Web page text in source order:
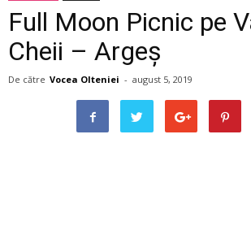
Full Moon Picnic pe
Cheii – Argeș
De către Vocea Olteniei - august 5, 2019